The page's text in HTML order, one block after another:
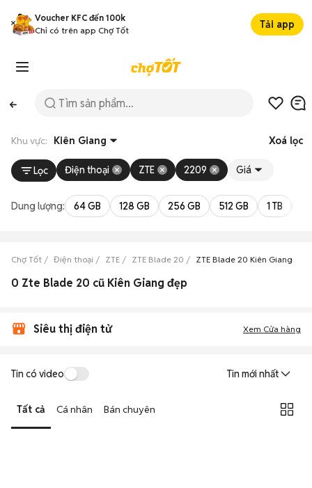
Voucher KFC đến 100k
Chỉ có trên app Chợ Tốt
Tải app
Khu vực: Kiên Giang Xoá lọc
Lọc Điện thoại ZTE 2209 Giá
Dung lượng: 64 GB 128 GB 256 GB 512 GB 1 TB
Chợ Tốt Điện thoại ZTE ZTE Blade 20 ZTE Blade 20 Kiên Giang
0 Zte Blade 20 cũ Kiên Giang đẹp
Siêu thị điện tử Xem Cửa hàng
Tin có video Tin mới nhất
Tất cả Cá nhân Bán chuyên